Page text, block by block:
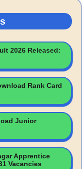
2026 Released:
Rank Card
Junior
Apprentice
Vacancies